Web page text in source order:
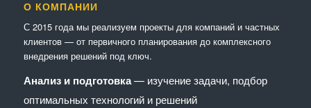
О КОМПАНИИ
С 2015 года мы реализуем проекты для компаний и частных
клиентов — от первичного планирования до комплексного
внедрения решений под ключ.
Анализ и подготовка— изучение задачи, подбор
оптимальных технологий и решений